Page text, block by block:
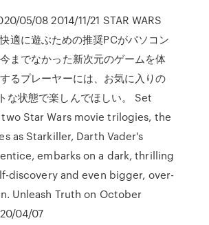
05/08 2014/11/21 STAR WARS
適に遊ぶための推奨PCがパソコン
までなかった新次元のゲームを体
るプレーヤーには、お気に入りの
な状態で楽しんでほしい。 Set
Star Wars movie trilogies, the
as Starkiller, Darth Vader's
embarks on a dark, thrilling
discovery and even bigger, over-
Unleash Truth on October
04/07